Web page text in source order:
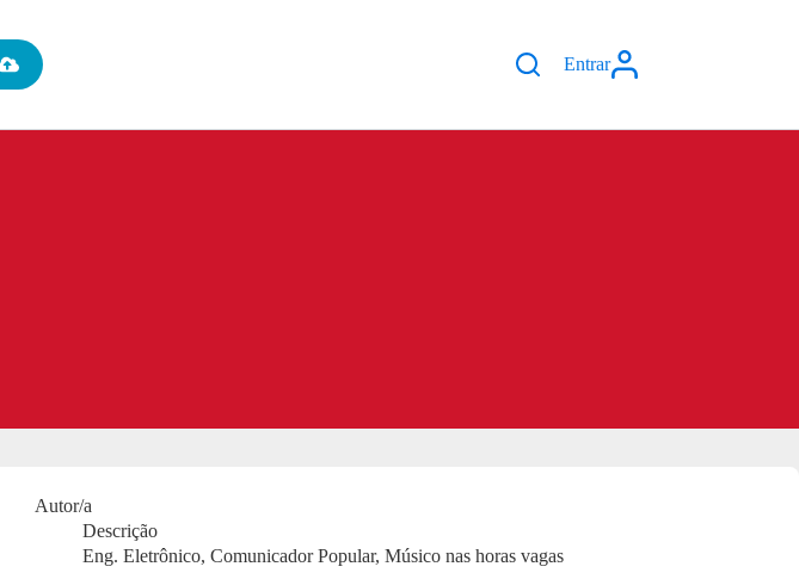
Entrar
Autor/a
Descrição
Eng. Eletrônico, Comunicador Popular, Músico nas horas vagas